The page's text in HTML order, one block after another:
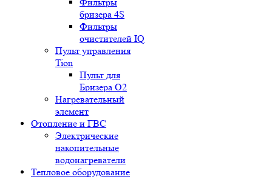
бризера 4S
Фильтры
очистителей IQ
Пульт управления
Tion
Пульт для
Бризера O2
Нагревательный
элемент
Отопление и ГВС
Электрические
накопительные
водонагреватели
Тепловое оборудование